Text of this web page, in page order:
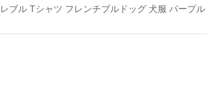
ブル Tシャツ フレンチブルドッグ 犬服 パープ